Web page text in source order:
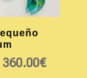
El
360.00€El